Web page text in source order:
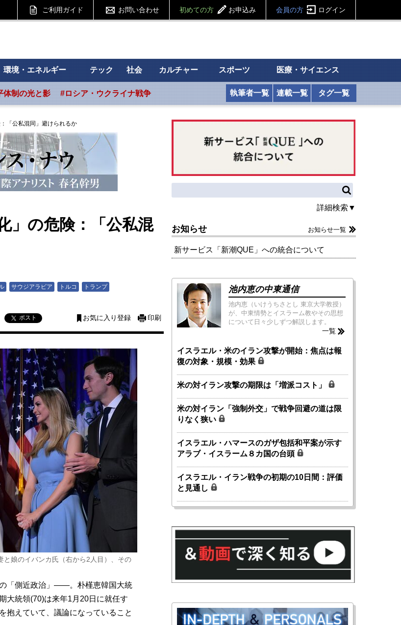
ご利用ガイド お問い合わせ 初めての方 お申込み 会員の方 ログイン
環境・エネルギー テック 社会 カルチャー スポーツ 医療・サイエンス
体制の光と影 #ロシア・ウクライナ戦争 執筆者一覧 連載一覧 タグ一覧
「公私混同」避けられるか
」の危険：「公私混
サウジアラビア トルコ トランプ
ポスト お気に入り登録 印刷
娘のイバンカ氏（右から2人目）、その
「側近政治」――。朴槿恵韓国大統
大統領(70)は来年1月20日に就任す
抱えていて、議論になっていること
詳細検索▼
お知らせ お知らせ一覧
新サービス「新潮QUE」への統合について
池内恵の中東通信
池内恵（いけうちさとし 東京大学教授）
が、中東情勢とイスラーム教やその思想
について日々少しずつ解説します。
一覧
イスラエル・米のイラン攻撃が開始：焦点は報
復の対象・規模・効果
米の対イラン攻撃の期限は「増派コスト」
米の対イラン「強制外交」で戦争回避の道は限
りなく狭い
イスラエル・ハマースのガザ包括和平案が示す
アラブ・イスラーム８カ国の台頭
イスラエル・イラン戦争の初期の10日間：評価
と見通し